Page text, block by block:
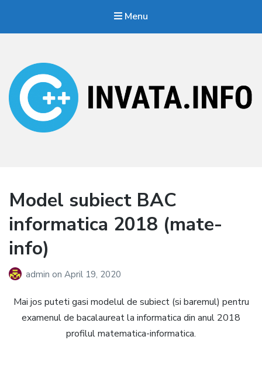
Menu
Model subiect BAC
informatica 2018 (mate-
info)
admin on April 19, 2020
Mai jos puteti gasi modelul de subiect (si baremul) pentru
examenul de bacalaureat la informatica din anul 2018
profilul matematica-informatica.